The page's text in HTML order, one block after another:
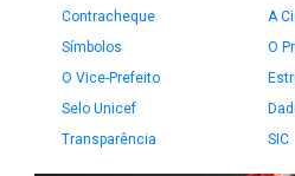
Contracheque
A
Símbolos
O
O Vice-Prefeito
Selo Unicef
Transparência
SIC